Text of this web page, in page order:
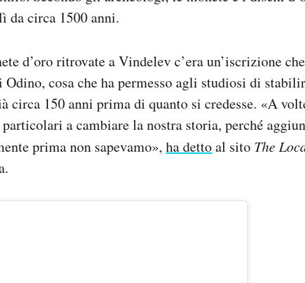
da circa 1500 anni.
d’oro ritrovate a Vindelev c’era un’iscrizione
cosa che ha permesso agli studiosi di
circa 150 anni prima di quanto si credesse. «A
a cambiare la nostra storia, perché
prima non sapevamo», ha dettoal sito The